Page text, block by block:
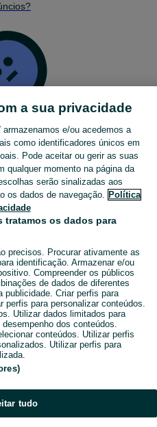
que procuras…
Fotovoltaicos
Fotovoltaicos -
Navegue pelos últimos anúncios de Fotovoltaicos em Alcabideche no OLX Portugal. Compre e venda produtos locais com facilidade e segurança. Mostrar
a sua privacidade
armazenamos e/ou acedemos a
como identificadores únicos em
Pode aceitar ou gerir as suas
qualquer momento na página da
serão sinalizadas aos
os dados de navegação. Política
tratamos os dados para
precisos. Procurar ativamente as
identificação. Armazenar e/ou
Compreender os públicos
de dados de diferentes
publicidade. Criar perfis para
perfis para personalizar conteúdos.
Utilizar dados limitados para
dos conteúdos.
conteúdos. Utilizar perfis
Utilizar perfis para
tudo